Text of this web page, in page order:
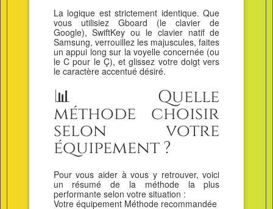
La logique est strictement identique. Que
vous utilisiez Gboard (le clavier de
Google), SwiftKey ou le clavier natif de
Samsung, verrouillez les majuscules, faites
un appui long sur la voyelle concernée (ou
le C pour le Ç), et glissez votre doigt vers
le caractère accentué désiré.
📊 Quelle
méthode choisir
selon votre
équipement ?
Pour vous aider à vous y retrouver, voici
un résumé de la méthode la plus
performante selon votre situation :
Votre équipement Méthode recommandée